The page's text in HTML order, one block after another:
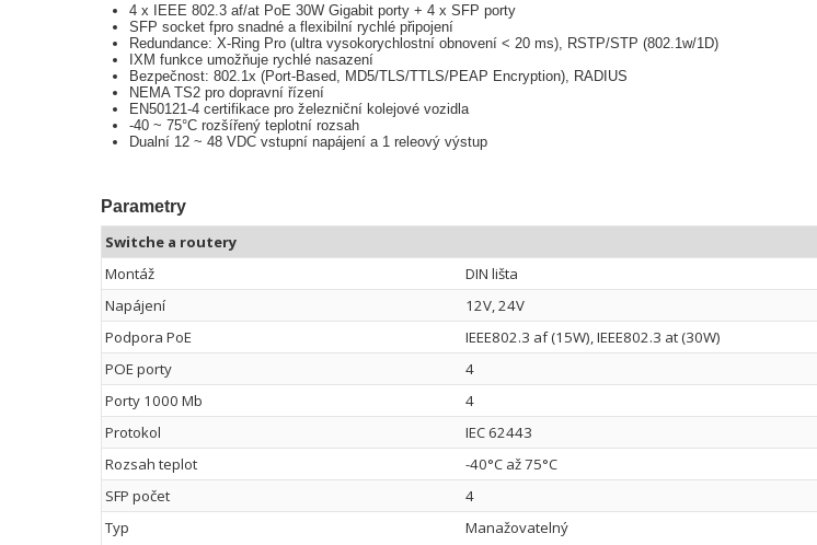
4 x IEEE 802.3 af/at PoE 30W Gigabit porty + 4 x SFP porty
SFP socket fpro snadné a flexibilní rychlé připojení
Redundance: X-Ring Pro (ultra vysokorychlostní obnovení < 20 ms), RSTP/STP (802.1w/1D)
IXM funkce umožňuje rychlé nasazení
Bezpečnost: 802.1x (Port-Based, MD5/TLS/TTLS/PEAP Encryption), RADIUS
NEMA TS2 pro dopravní řízení
EN50121-4 certifikace pro železniční kolejové vozidla
-40 ~ 75°C rozšířený teplotní rozsah
Dualní 12 ~ 48 VDC vstupní napájení a 1 releový výstup
Parametry
Switche a routery
Montáž
DIN lišta
Napájení
12V, 24V
Podpora PoE
IEEE802.3 af (15W), IEEE802.3 at (30W)
POE porty
4
Porty 1000 Mb
4
Protokol
IEC 62443
Rozsah teplot
-40°C až 75°C
SFP počet
4
Typ
Manažovatelný